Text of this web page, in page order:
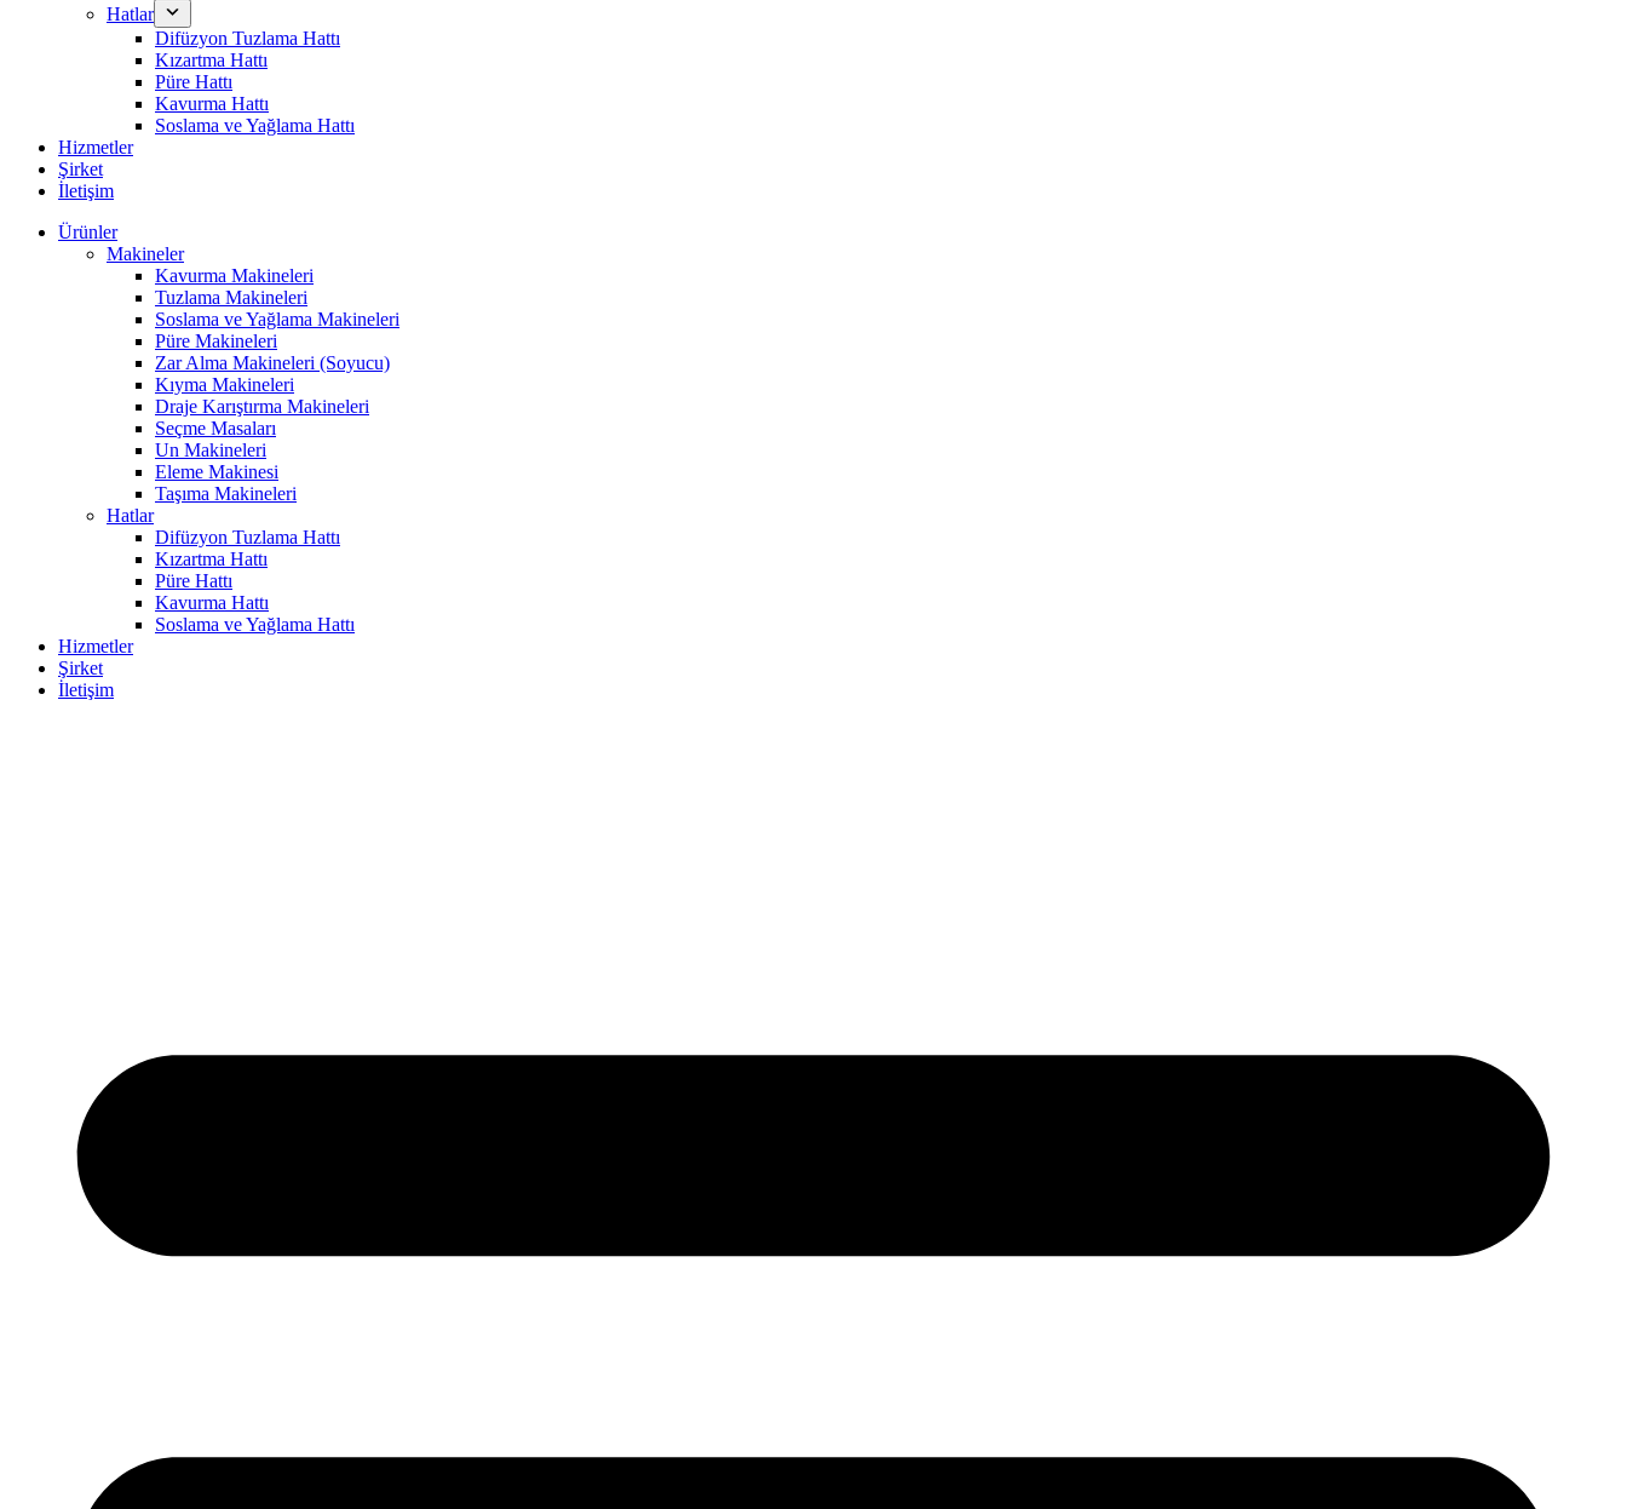
Hatlar
Difüzyon Tuzlama Hattı
Kızartma Hattı
Püre Hattı
Kavurma Hattı
Soslama ve Yağlama Hattı
Hizmetler
Şirket
İletişim
Ürünler
Makineler
Kavurma Makineleri
Tuzlama Makineleri
Soslama ve Yağlama Makineleri
Püre Makineleri
Zar Alma Makineleri (Soyucu)
Kıyma Makineleri
Draje Karıştırma Makineleri
Seçme Masaları
Un Makineleri
Eleme Makinesi
Taşıma Makineleri
Hatlar
Difüzyon Tuzlama Hattı
Kızartma Hattı
Püre Hattı
Kavurma Hattı
Soslama ve Yağlama Hattı
Hizmetler
Şirket
İletişim